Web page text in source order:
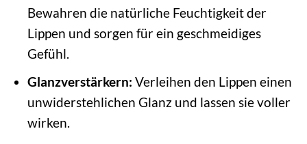
Bewahren die natürliche Feuchtigkeit der
Lippen und sorgen für ein geschmeidiges
Gefühl.
Glanzverstärkern: Verleihen den Lippen einen
unwiderstehlichen Glanz und lassen sie voller
wirken.